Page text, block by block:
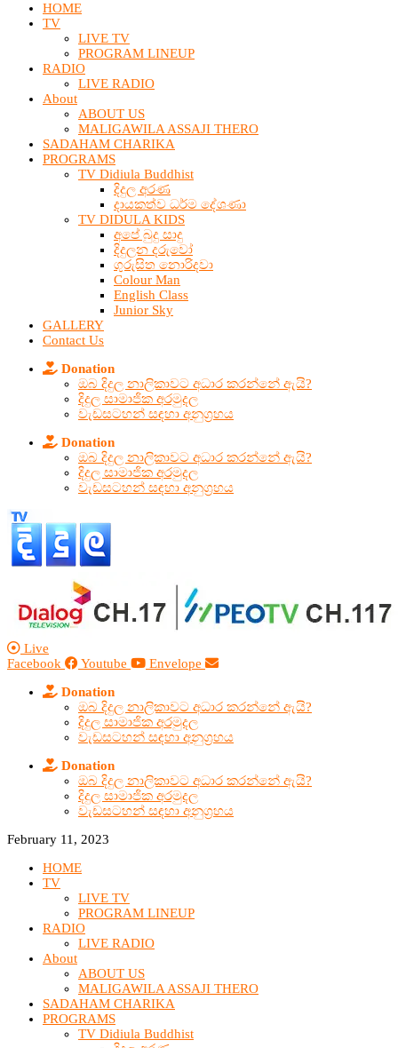
HOME
TV
LIVE TV
PROGRAM LINEUP
RADIO
LIVE RADIO
About
ABOUT US
MALIGAWILA ASSAJI THERO
SADAHAM CHARIKA
PROGRAMS
TV Didiula Buddhist
දිදුල අරණ
දායකත්ව ධර්ම දේශණා
TV DIDULA KIDS
අපේ බුදු සාදු
දිදුලන දරුවෝ
ගුරුසිත නොරිදවා
Colour Man
English Class
Junior Sky
GALLERY
Contact Us
Donation
ඔබ දිදුල නාලිකාවට අධාර කරන්නේ ඇයි?
දිදුල සාමාජික අරමුදල
වැඩසටහන් සඳහා අනුග්‍රහය
Donation
ඔබ දිදුල නාලිකාවට අධාර කරන්නේ ඇයි?
දිදුල සාමාජික අරමුදල
වැඩසටහන් සඳහා අනුග්‍රහය
Live
Facebook
Youtube Envelope
Donation
ඔබ දිදුල නාලිකාවට අධාර කරන්නේ ඇයි?
දිදුල සාමාජික අරමුදල
වැඩසටහන් සඳහා අනුග්‍රහය
Donation
ඔබ දිදුල නාලිකාවට අධාර කරන්නේ ඇයි?
දිදුල සාමාජික අරමුදල
වැඩසටහන් සඳහා අනුග්‍රහය
February 11, 2023
HOME
TV
LIVE TV
PROGRAM LINEUP
RADIO
LIVE RADIO
About
ABOUT US
MALIGAWILA ASSAJI THERO
SADAHAM CHARIKA
PROGRAMS
TV Didiula Buddhist